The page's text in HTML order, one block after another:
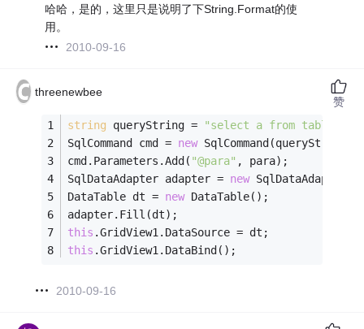
哈哈，是的，这里只是说明了下String.Format的使
用。
2010-09-16
threenewbee
string queryString =
"select a from table1
SqlCommand cmd = new SqlCommand(queryString,
cmd.Parameters.Add( "@para" , para);
SqlDataAdapter adapter = new
DataTable dt = new DataTable();
adapter.Fill(dt);
this .GridView1.DataSource = dt;
this .GridView1.DataBind();
2010-09-16
赞